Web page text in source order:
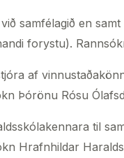
samfélagið en
forystu).
af
Þórönu Rósu
til
Hrafnhildar